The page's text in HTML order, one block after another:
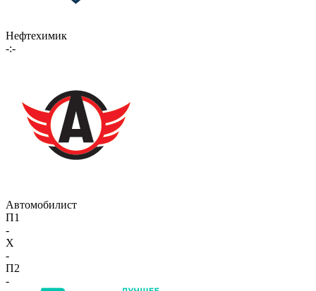
Нефтехимик
-:-
Автомобилист
П1
-
X
-
П2
-